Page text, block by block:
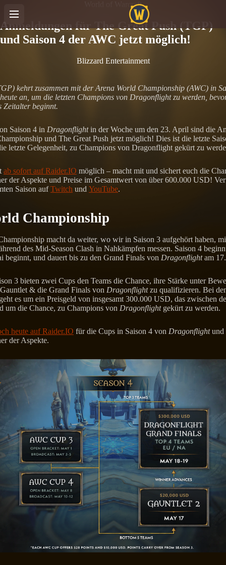
World of Warcraft
Anmeldungen für The Great Push (TGP)
und Saison 4 der AWC jetzt möglich!
Blizzard Entertainment
kehrt zusammen mit der Arena World Championship (AWC) in
an, um die letzten Champions von Dragonflight zu werden,
Zeitalter beginnt.
Saison 4 in Dragonflightin der Woche um den 23. April sind die
und The Great Push jetzt möglich! Dies ist die letzte
letzte Gelegenheit, zu Champions von Dragonflight gekürt zu
ab sofort auf Raider.IO möglich – macht mit und sichert euch die
der Aspekte und Preise im Gesamtwert von über 600.000 USD!
Saison aufTwitch und YouTube.
Championship
macht da weiter, wo wir in Saison 3 aufgehört haben,
des Mid-Season Clash in Nahkämpfen messen. Saison 4
beginnt, und dauert bis zu den Grand Finals von Dragonflightam
3 bieten zwei Cups den Teams die Chance, ihre Stärke unter
& die Grand Finals von Dragonflightzu qualifizieren. Bei
es um ein Preisgeld von insgesamt 300.000 USD, das zwischen
um die Chance, zu Champions von Dragonflightgekürt zu werden.
heute auf Raider.IO für die Cups in Saison 4 von Dragonflightund
der Aspekte.